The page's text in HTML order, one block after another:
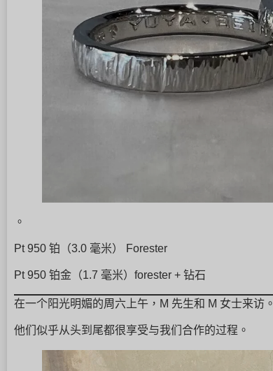
。
Pt 950 铂（3.0 毫米） Forester
Pt 950 铂金（1.7 毫米）forester + 钻石
在一个阳光明媚的周六上午，M 先生和 M 女士来访。
他们似乎从头到尾都很享受与我们合作的过程。